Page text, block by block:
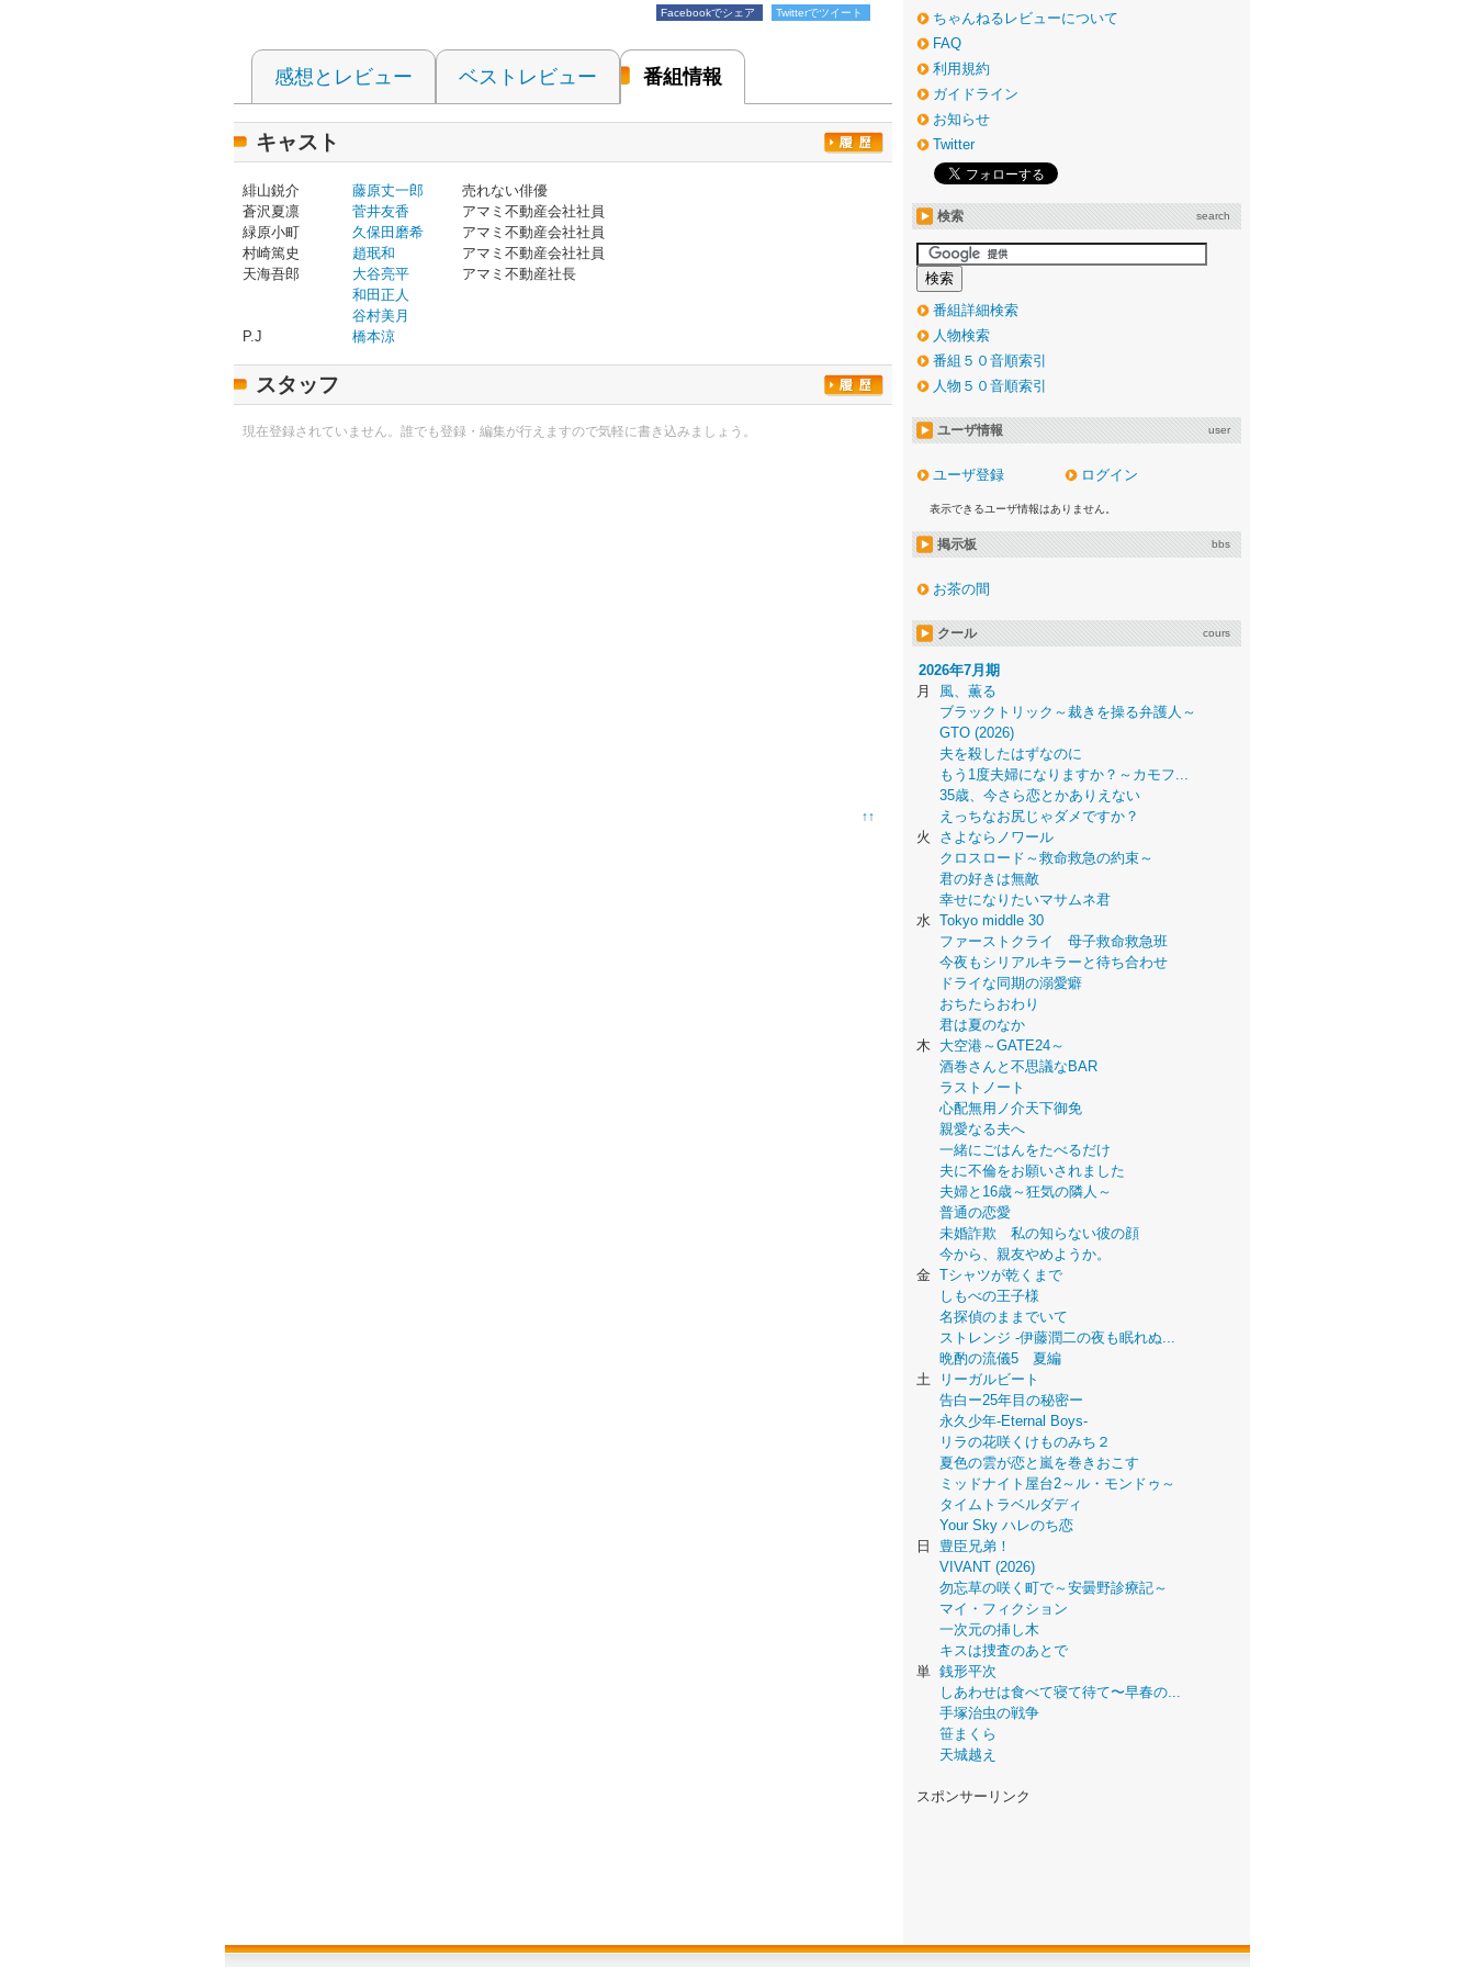
Facebookでシェア Twitterでツイート
感想とレビュー ベストレビュー 番組情報
キャスト
緋山鋭介 藤原丈一郎
売れない俳優
蒼沢夏凛
菅井友香
アマミ不動産会社社員
緑原小町
久保田磨希
アマミ不動産会社社員
村崎篤史
趙珉和
アマミ不動産会社社員
天海吾郎
大谷亮平
アマミ不動産社長
和田正人
谷村美月
P.J
橋本涼
スタッフ
現在登録されていません。誰でも登録・編集が行えますので気軽に書き込みましょう。
↑↑
ちゃんねるレビューについて
FAQ
利用規約
ガイドライン
お知らせ
Twitter
検索 search
番組詳細検索
人物検索
番組５０音順索引
人物５０音順索引
ユーザ情報 user
ユーザ登録 ログイン
表示できるユーザ情報はありません。
掲示板 bbs
お茶の間
クール cours
2026年7月期
月
風、薫る
ブラックトリック～裁きを操る弁護人～
GTO (2026)
夫を殺したはずなのに
もう1度夫婦になりますか？～カモフ...
35歳、今さら恋とかありえない
えっちなお尻じゃダメですか？
火
さよならノワール
クロスロード～救命救急の約束～
君の好きは無敵
幸せになりたいマサムネ君
水 Tokyo middle 30
ファーストクライ 母子救命救急班
今夜もシリアルキラーと待ち合わせ
ドライな同期の溺愛癖
おちたらおわり
君は夏のなか
木
大空港～GATE24～
酒巻さんと不思議なBAR
ラストノート
心配無用ノ介天下御免
親愛なる夫へ
一緒にごはんをたべるだけ
夫に不倫をお願いされました
夫婦と16歳～狂気の隣人～
普通の恋愛
未婚詐欺 私の知らない彼の顔
今から、親友やめようか。
金 Tシャツが乾くまで
しもべの王子様
名探偵のままでいて
ストレンジ -伊藤潤二の夜も眠れぬ...
晩酌の流儀5 夏編
土
リーガルビート
告白ー25年目の秘密ー
永久少年-Eternal Boys-
リラの花咲くけものみち２
夏色の雲が恋と嵐を巻きおこす
ミッドナイト屋台2～ル・モンドゥ～
タイムトラベルダディ
Your Sky ハレのち恋
日
豊臣兄弟！
VIVANT (2026)
勿忘草の咲く町で～安曇野診療記～
マイ・フィクション
一次元の挿し木
キスは捜査のあとで
単 銭形平次
しあわせは食べて寝て待て〜早春の...
手塚治虫の戦争
笹まくら
天城越え
スポンサーリンク